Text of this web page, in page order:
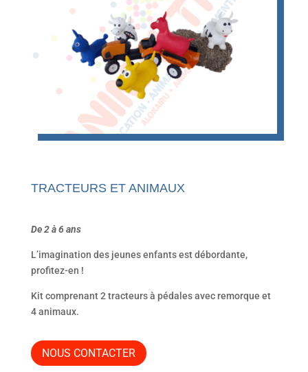
TRACTEURS ET ANIMAUX
De 2 à 6 ans
L’imagination des jeunes enfants est débordante,
profitez-en !
Kit comprenant 2 tracteurs à pédales avec remorque et
4 animaux.
NOUS CONTACTER